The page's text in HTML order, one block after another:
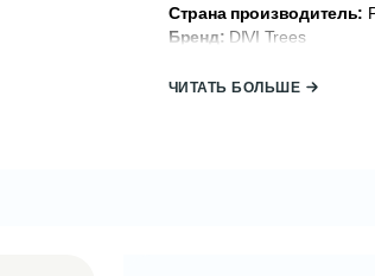
Страна производитель:
Бренд: DIVI Trees
ощупь, не осыпаются и не
ЧИТАТЬ БОЛЬШЕ